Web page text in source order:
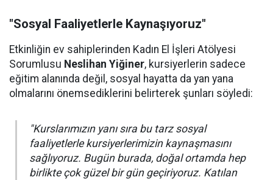
"Sosyal Faaliyetlerle Kaynaşıyoruz"
Etkinliğin ev sahiplerinden Kadın El İşleri Atölyesi
Sorumlusu Neslihan Yiğiner, kursiyerlerin sadece
eğitim alanında değil, sosyal hayatta da yan yana
olmalarını önemsediklerini belirterek şunları söyledi:
"Kurslarımızın yanı sıra bu tarz sosyal
faaliyetlerle kursiyerlerimizin kaynaşmasını
sağlıyoruz. Bugün burada, doğal ortamda hep
birlikte çok güzel bir gün geçiriyoruz. Katılan